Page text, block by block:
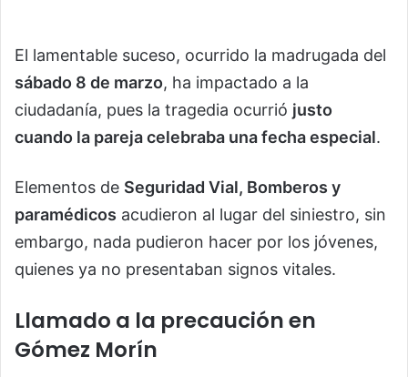
El lamentable suceso, ocurrido la madrugada del
sábado 8 de marzo, ha impactado a la
ciudadanía, pues la tragedia ocurrió justo
cuando la pareja celebraba una fecha especial.
Elementos de Seguridad Vial, Bomberos y
paramédicos acudieron al lugar del siniestro, sin
embargo, nada pudieron hacer por los jóvenes,
quienes ya no presentaban signos vitales.
Llamado a la precaución en
Gómez Morín